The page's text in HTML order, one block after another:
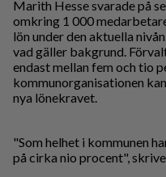
Marith Hesse svarade på
omkring 1 000
lön under den aktuella
vad gäller bakgrund.
endast mellan fem och tio
kommunorganisationen
nya lönekravet.
"Som helhet i kommunen
på cirka nio procent",